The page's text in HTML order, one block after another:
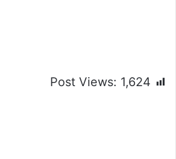
Post Views: 1,624